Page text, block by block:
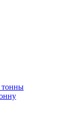
тонны